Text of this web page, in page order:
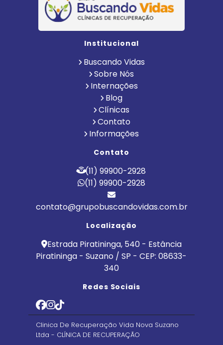
Institucional
Buscando Vidas
Sobre Nós
Internações
Blog
Clínicas
Contato
Informações
Contato
(11) 99900-2928
(11) 99900-2928
contato@grupobuscandovidas.com.br
Localização
Estrada Piratininga, 540 - Estância
Piratininga - Suzano / SP - CEP: 08633-
340
Redes Sociais
Clinica De Recuperação Vida Nova Suzano
Ltda - CLÍNICA DE RECUPERAÇÃO